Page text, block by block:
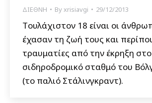
ΔΙΕΘΝΗ Byxrisiavgi 29/12/2013
Tουλάχιστον 18 είναι οι
έχασαν τη ζωή τους και
τραυματίες από την έκρηξη στο
σιδηροδρομικό σταθμό του
(το παλιό Στάλινγκραντ).